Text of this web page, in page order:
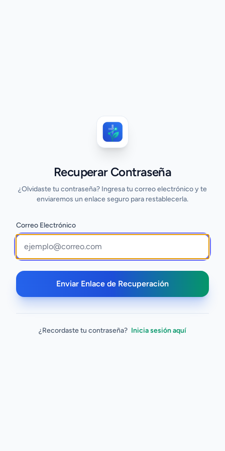
Recuperar Contraseña
¿Olvidaste tu contraseña? Ingresa tu correo electrónico y te
enviaremos un enlace seguro para restablecerla.
Correo Electrónico
Enviar Enlace de Recuperación
¿Recordaste tu contraseña? Inicia sesión aquí